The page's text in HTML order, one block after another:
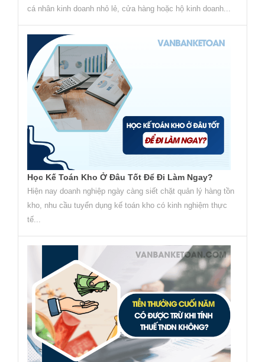
cá nhân kinh doanh nhỏ lẻ, cửa hàng hoặc hộ kinh doanh...
Học Kế Toán Kho Ở Đâu Tốt Để Đi Làm Ngay?
Hiện nay doanh nghiệp ngày càng siết chặt quản lý hàng tồn
kho, nhu cầu tuyển dụng kế toán kho có kinh nghiệm thực
tế...